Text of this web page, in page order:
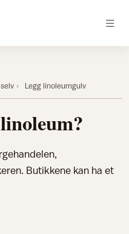
Legg linoleumgulv
Butikkene kan ha et